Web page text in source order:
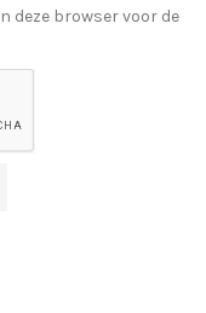
deze browser voor de